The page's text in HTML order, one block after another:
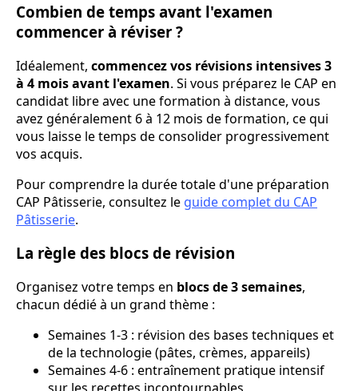
Combien de temps avant l'examen
commencer à réviser ?
Idéalement, commencez vos révisions intensives 3
à 4 mois avant l'examen. Si vous préparez le CAP en
candidat libre avec une formation à distance, vous
avez généralement 6 à 12 mois de formation, ce qui
vous laisse le temps de consolider progressivement
vos acquis.
Pour comprendre la durée totale d'une préparation
CAP Pâtisserie, consultez le guide complet du CAP
Pâtisserie.
La règle des blocs de révision
Organisez votre temps en blocs de 3 semaines,
chacun dédié à un grand thème :
Semaines 1-3 : révision des bases techniques et
de la technologie (pâtes, crèmes, appareils)
Semaines 4-6 : entraînement pratique intensif